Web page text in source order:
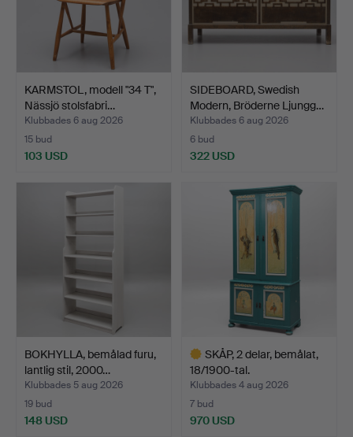
KARMSTOL, modell "34 T",
Nässjö stolsfabri…
Klubbades 6 aug 2026
15 bud
103 USD
SIDEBOARD, Swedish
Modern, Bröderne Ljungg…
Klubbades 6 aug 2026
6 bud
322 USD
BOKHYLLA, bemålad furu,
lantlig stil, 2000…
Klubbades 5 aug 2026
19 bud
148 USD
SKÅP, 2 delar, bemålat,
18/1900-tal.
Klubbades 4 aug 2026
7 bud
970 USD